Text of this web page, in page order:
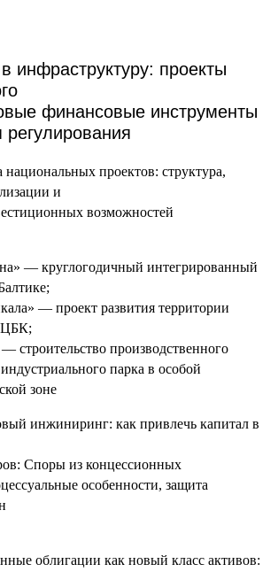
инфраструктуру: проекты
финансовые инструменты
проектов: структура,
и
возможностей
— круглогодичный интегрированный
— проект развития территории
строительство производственного
парка в особой
зоне
инжиниринг: как привлечь капитал в
Споры из концессионных
особенности, защита
облигации как новый класс активов: